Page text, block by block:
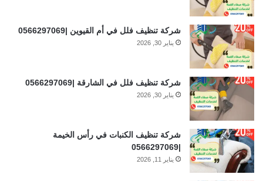
شركة تنظيف فلل في أم القيوين |0566297069
يناير 30, 2026
شركة تنظيف فلل في الشارقة |0566297069
يناير 30, 2026
شركة تنظيف الكنبات في رأس الخيمة
|0566297069
يناير 11, 2026